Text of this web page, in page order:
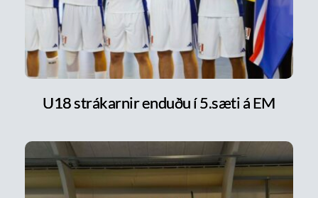
U18 strákarnir enduðu í 5.sæti á EM